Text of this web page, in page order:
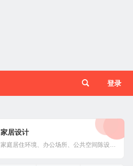
登录
家居设计
家庭居住环境、办公场所、公共空间陈设风格以设计搭配